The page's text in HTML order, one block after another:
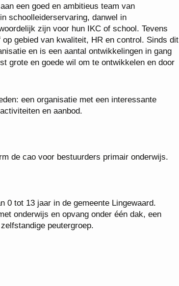
een goed en ambitieus team van
schoolleiderservaring, danwel in
zijn voor hun IKC of school. Tevens
gebied van kwaliteit, HR en control. Sinds dit
en is een aantal ontwikkelingen in gang
grote en goede wil om te ontwikkelen en door
een organisatie met een interessante
en aanbod.
de cao voor bestuurders primair onderwijs.
0 tot 13 jaar in de gemeente Lingewaard.
onderwijs en opvang onder één dak, een
peutergroep.